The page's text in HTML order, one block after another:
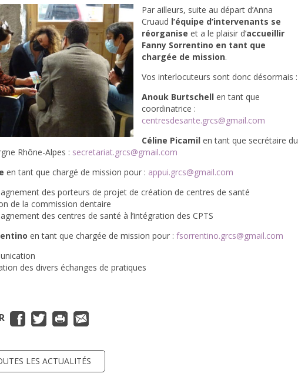
Par ailleurs, suite au départ d’Anna
Cruaud l’équipe d’intervenants se
réorganise et a le plaisir d’accueillir
Fanny Sorrentino en tant que
chargée de mission.
Vos interlocuteurs sont donc désormais :
Anouk Burtschell en tant que
coordinatrice :
centresdesante.grcs@gmail.com
Céline Picamil en tant que secrétaire du
Rhône-Alpes : secretariat.grcs@gmail.com
en tant que chargé de mission pour : appui.grcs@gmail.com
des porteurs de projet de création de centres de santé
de la commission dentaire
des centres de santé à l’intégration des CPTS
en tant que chargée de mission pour : fsorrentino.grcs@gmail.com
des divers échanges de pratiques
LES ACTUALITÉS